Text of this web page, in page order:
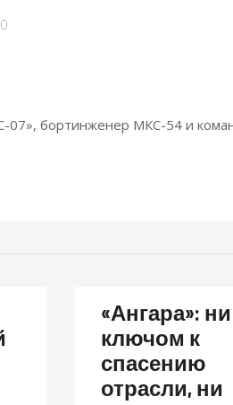
бортинженер МКС-54 и
«Ангара»: ни
ключом к
спасению
отрасли, ни